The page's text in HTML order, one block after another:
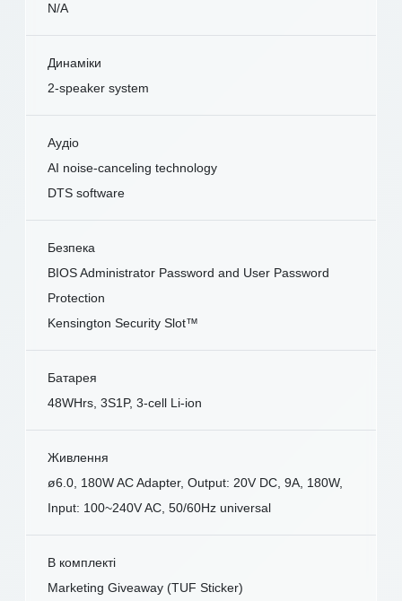
N/A
Динаміки
2-speaker system
Аудіо
AI noise-canceling technology
DTS software
Безпека
BIOS Administrator Password and User Password
Protection
Kensington Security Slot™
Батарея
48WHrs, 3S1P, 3-cell Li-ion
Живлення
ø6.0, 180W AC Adapter, Output: 20V DC, 9A, 180W,
Input: 100~240V AC, 50/60Hz universal
В комплекті
Marketing Giveaway (TUF Sticker)